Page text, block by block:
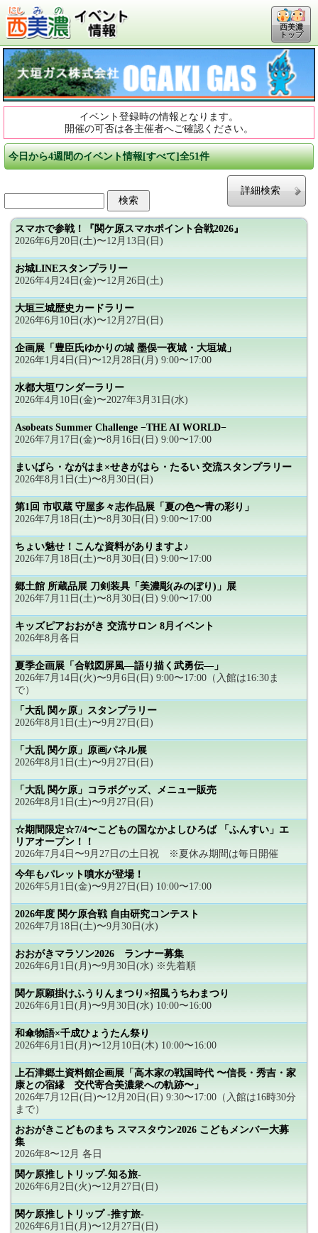
西美濃
トップ
イベント登録時の情報となります。
開催の可否は各主催者へご確認ください。
今日から4週間のイベント情報[すべて]全51件
詳細検索
スマホで参戦！『関ケ原スマホポイント合戦2026』
2026年6月20日(土)〜12月13日(日)
お城LINEスタンプラリー
2026年4月24日(金)〜12月26日(土)
大垣三城歴史カードラリー
2026年6月10日(水)〜12月27日(日)
企画展「豊臣氏ゆかりの城 墨俣一夜城・大垣城」
2026年1月4日(日)〜12月28日(月) 9:00〜17:00
水都大垣ワンダーラリー
2026年4月10日(金)〜2027年3月31日(水)
Asobeats Summer Challenge −THE AI WORLD−
2026年7月17日(金)〜8月16日(日) 9:00〜17:00
まいばら・ながはま×せきがはら・たるい 交流スタンプラリー
2026年8月1日(土)〜8月30日(日)
第1回 市収蔵 守屋多々志作品展「夏の色〜青の彩り」
2026年7月18日(土)〜8月30日(日) 9:00〜17:00
ちょい魅せ！こんな資料がありますよ♪
2026年7月18日(土)〜8月30日(日) 9:00〜17:00
郷土館 所蔵品展 刀剣装具「美濃彫(みのぼり)」展
2026年7月11日(土)〜8月30日(日) 9:00〜17:00
キッズピアおおがき 交流サロン 8月イベント
2026年8月各日
夏季企画展「合戦図屏風―語り描く武勇伝―」
2026年7月14日(火)〜9月6日(日) 9:00〜17:00（入館は16:30ま
で）
「大乱 関ヶ原」スタンプラリー
2026年8月1日(土)〜9月27日(日)
「大乱 関ケ原」原画パネル展
2026年8月1日(土)〜9月27日(日)
「大乱 関ケ原」コラボグッズ、メニュー販売
2026年8月1日(土)〜9月27日(日)
☆期間限定☆7/4〜こどもの国なかよしひろば 「ふんすい」エ
リアオープン！！
2026年7月4日〜9月27日の土日祝 ※夏休み期間は毎日開催
今年もパレット噴水が登場！
2026年5月1日(金)〜9月27日(日) 10:00〜17:00
2026年度 関ケ原合戦 自由研究コンテスト
2026年7月18日(土)〜9月30日(水)
おおがきマラソン2026 ランナー募集
2026年6月1日(月)〜9月30日(水) ※先着順
関ケ原願掛けふうりんまつり×招風うちわまつり
2026年6月1日(月)〜9月30日(水) 10:00〜16:00
和傘物語×千成ひょうたん祭り
2026年6月1日(月)〜12月10日(木) 10:00〜16:00
上石津郷土資料館企画展「高木家の戦国時代 〜信長・秀吉・家
康との宿縁 交代寄合美濃衆への軌跡〜」
2026年7月12日(日)〜12月20日(日) 9:30〜17:00（入館は16時30分
まで）
おおがきこどものまち スマスタウン2026 こどもメンバー大募
集
2026年8〜12月 各日
関ケ原推しトリップ-知る旅-
2026年6月2日(火)〜12月27日(日)
関ケ原推しトリップ -推す旅-
2026年6月1日(月)〜12月27日(日)